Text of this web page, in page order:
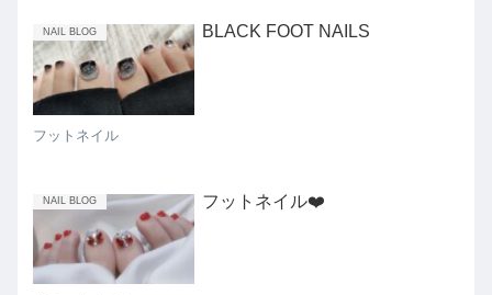
NAIL BLOG BLACK FOOT NAILS
フットネイル
NAIL BLOG フットネイル❤️